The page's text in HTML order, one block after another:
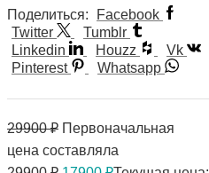
Поделиться:
Facebook
Twitter
Tumblr
Linkedin
Houzz
Vk
Pinterest
Whatsapp
29900₽ Первоначальная
цена составляла